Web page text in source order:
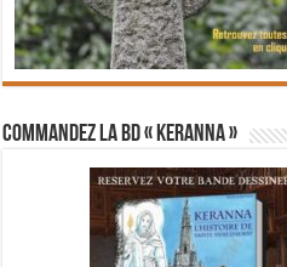
Commandez la BD « Keranna »